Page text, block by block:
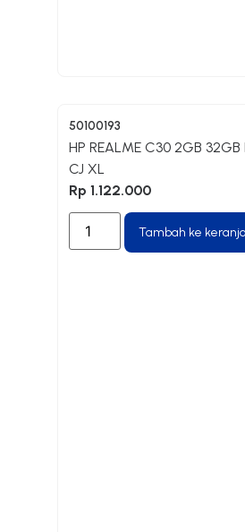
50100193
HP REALME C30 2GB 32GB
CJ XL
Rp 1.122.000
Tambah ke